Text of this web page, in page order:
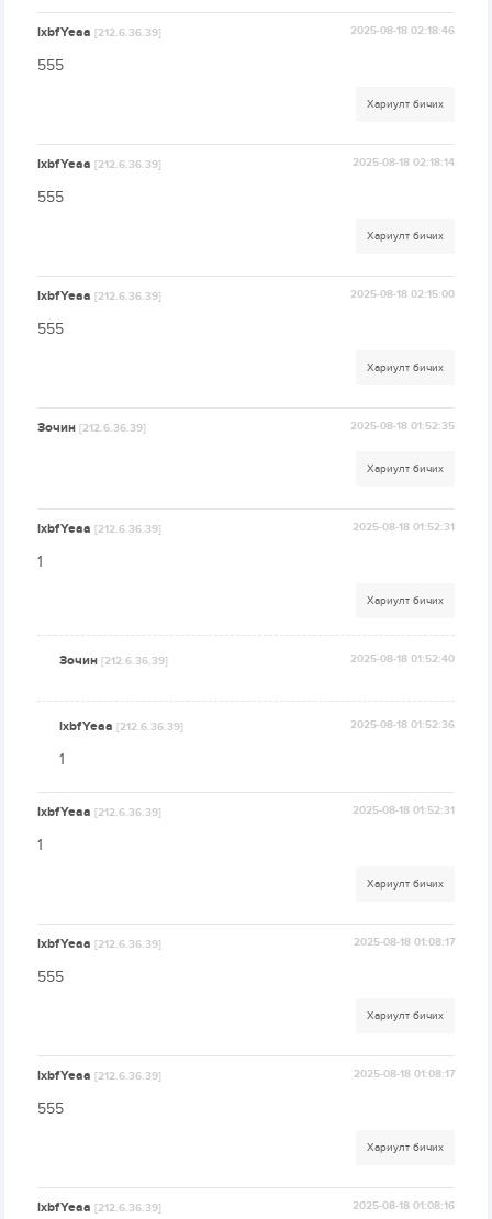
lxbfYeaa[212.6.36.39] 2025-08-18 02:18:46
555
Хариулт бичих
lxbfYeaa[212.6.36.39] 2025-08-18 02:18:14
555
Хариулт бичих
lxbfYeaa[212.6.36.39] 2025-08-18 02:15:00
555
Хариулт бичих
Зочин[212.6.36.39] 2025-08-18 01:52:35
Хариулт бичих
lxbfYeaa[212.6.36.39] 2025-08-18 01:52:31
1
Хариулт бичих
Зочин[212.6.36.39] 2025-08-18 01:52:40
lxbfYeaa[212.6.36.39] 2025-08-18 01:52:36
1
lxbfYeaa[212.6.36.39] 2025-08-18 01:52:31
1
Хариулт бичих
lxbfYeaa[212.6.36.39] 2025-08-18 01:08:17
555
Хариулт бичих
lxbfYeaa[212.6.36.39] 2025-08-18 01:08:17
555
Хариулт бичих
lxbfYeaa[212.6.36.39] 2025-08-18 01:08:16